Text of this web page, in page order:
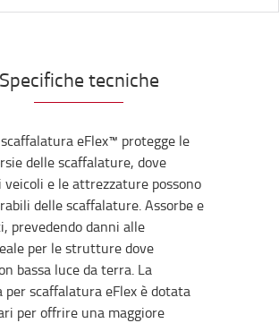
Specifiche tecniche
eFlex™ protegge le
delle scaffalature, dove
e le attrezzature possono
delle scaffalature. Assorbe e
prevedendo danni alle
per le strutture dove
bassa luce da terra. La
per scaffalatura eFlex è dotata
per offrire una maggiore